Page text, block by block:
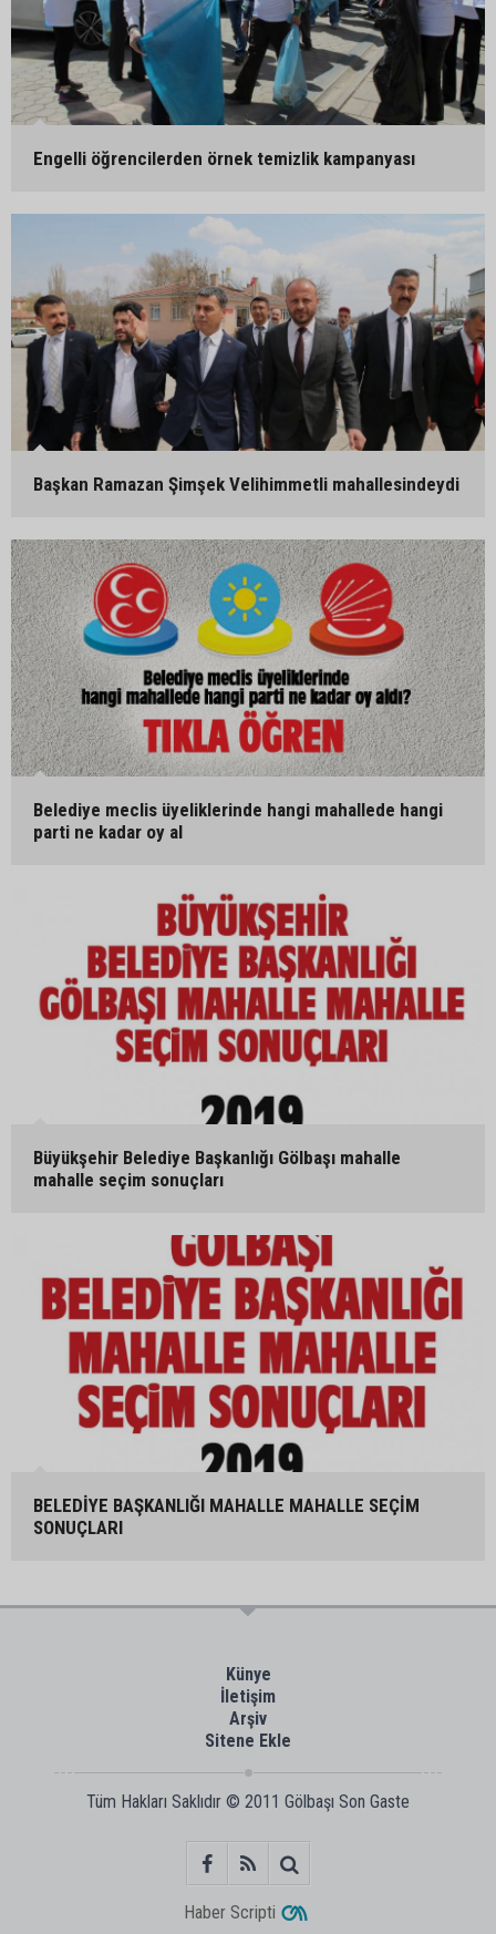
Engelli öğrencilerden örnek temizlik kampanyası
Başkan Ramazan Şimşek Velihimmetli mahallesindeydi
Belediye meclis üyeliklerinde hangi mahallede hangi
parti ne kadar oy al
Büyükşehir Belediye Başkanlığı Gölbaşı mahalle
mahalle seçim sonuçları
BELEDİYE BAŞKANLIĞI MAHALLE MAHALLE SEÇİM
SONUÇLARI
Künye
İletişim
Arşiv
Sitene Ekle
Tüm Hakları Saklıdır © 2011 Gölbaşı Son Gaste
Haber Scripti